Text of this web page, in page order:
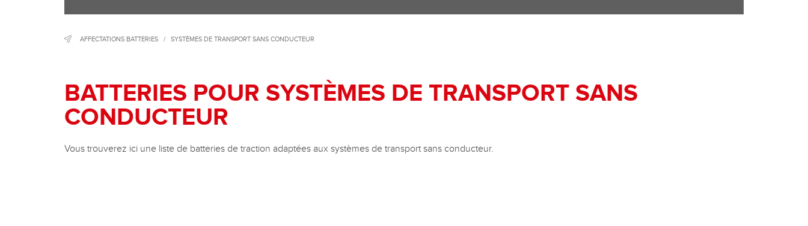
AFFECTATIONS BATTERIES / SYSTÈMES DE TRANSPORT SANS CONDUCTEUR
BATTERIES POUR SYSTÈMES DE TRANSPORT SANS
CONDUCTEUR
Vous trouverez ici une liste de batteries de traction adaptées aux systèmes de transport sans conducteur.